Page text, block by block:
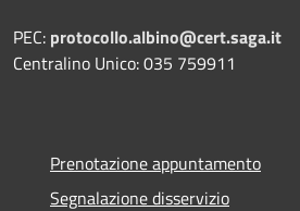
PEC: protocollo.albino@cert.saga.it
Centralino Unico: 035 759911
Prenotazione appuntamento
Segnalazione disservizio